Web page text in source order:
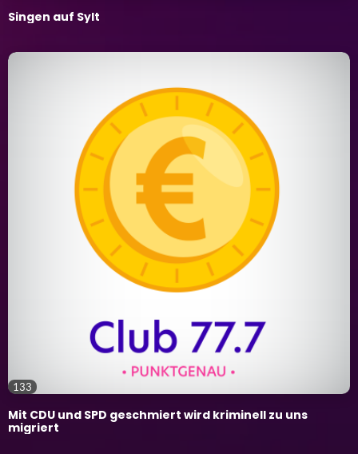
Singen auf Sylt
133
Mit CDU und SPD geschmiert wird kriminell zu uns
migriert